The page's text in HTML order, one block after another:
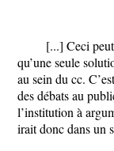
[...] Ceci
qu’une seule
au sein du cc.
des débats au
l’institution à
irait donc dans un